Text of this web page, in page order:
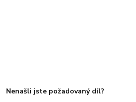
Nenašli jste požadovaný díl?